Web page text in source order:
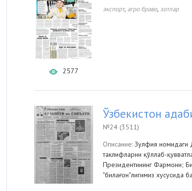
2577
экспорт, агро браво, зотлар
Ўзбекистон
№24 (3511)
Описание: Зулфия номидаги
таклифларни қўллаб-
Президентининг Фармони;
"билағон"лигимиз хусусида